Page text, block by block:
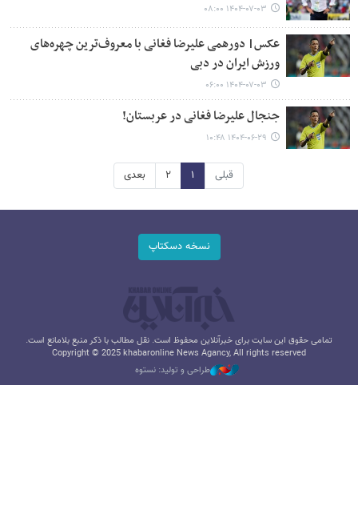
۱۴۰۴-۰۷-۰۳ ۰۸:۰۰
عکس| دورهمی علیرضا فغانی با معروف‌ترین چهره‌های
ورزش ایران در دبی
۱۴۰۴-۰۷-۰۳ ۰۶:۰۰
جنجال علیرضا فغانی در عربستان!
۱۴۰۴-۰۶-۲۹ ۱۰:۴۸
قبلی ۱ ۲ بعدی
نسخه دسکتاپ
تمامی حقوق این سایت برای خبرآنلاین محفوظ است. نقل مطالب با ذکر منبع بلامانع است.
Copyright © 2025 khabaronline News Agancy, All rights reserved
طراحی و تولید: نستوه